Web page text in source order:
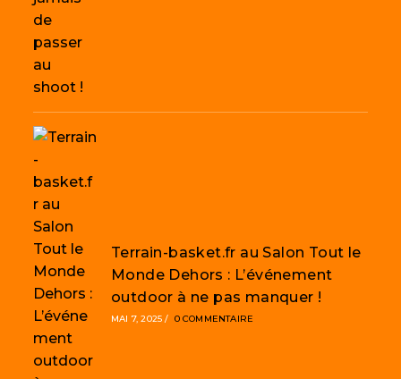
Terrain-basket.fr au Salon Tout le
Monde Dehors : L’événement
outdoor à ne pas manquer !
MAI 7, 2025 / 0 COMMENTAIRE